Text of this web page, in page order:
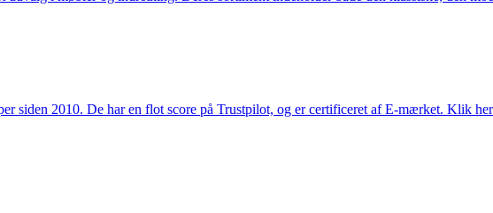
siden 2010. De har en flot score på Trustpilot, og er certificeret af E-mærket. Klik